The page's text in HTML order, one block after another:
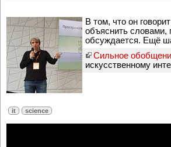
В том, что он
объяснить словами,
обсуждается. Ещё
Сильное
искусственному
it science